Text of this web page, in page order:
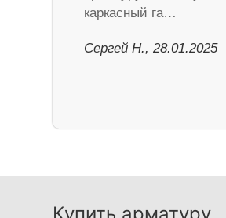
каркасный га…
Сергей Н., 28.01.2025
Купить арматуру